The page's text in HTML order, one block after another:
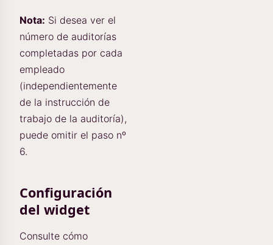
Nota: Si desea ver el
número de auditorías
completadas por cada
empleado
(independientemente
de la instrucción de
trabajo de la auditoría),
puede omitir el paso nº
6.
Configuración
del widget
Consulte cómo